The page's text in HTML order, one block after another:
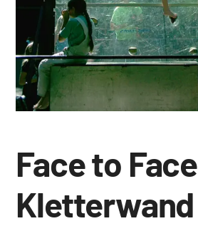
Face to Face
Kletterwand